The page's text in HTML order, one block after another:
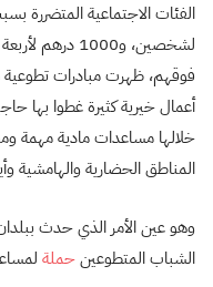
فوقهم، ظهرت مبادرات
أعمال خيرية كثيرة غطوا بها
خلالها مساعدات مادية مهمة
المناطق الحضارية والهامشية
وهو عين الأمر الذي حدث
الشباب المتطوعينحملة